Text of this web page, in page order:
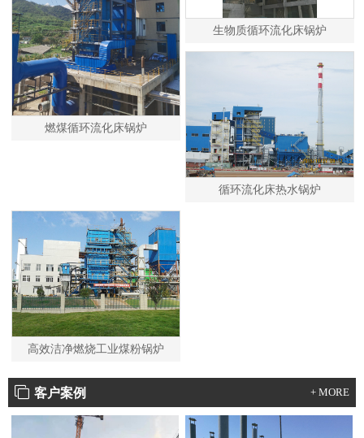
燃煤循环流化床锅炉
生物质循环流化床锅炉
循环流化床热水锅炉
高效洁净燃烧工业煤粉锅炉
客户案例 + MORE